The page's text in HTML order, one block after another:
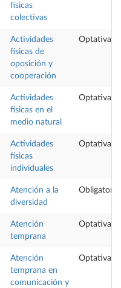
físicas
colectivas
Actividades
físicas de
oposición y
cooperación
Optativa
Actividades
físicas en el
medio natural
Optativa
Actividades
físicas
individuales
Optativa
Atención a la
diversidad
Obligatoria
Atención
temprana
Optativa
Atención
temprana en
comunicación y
Optativa